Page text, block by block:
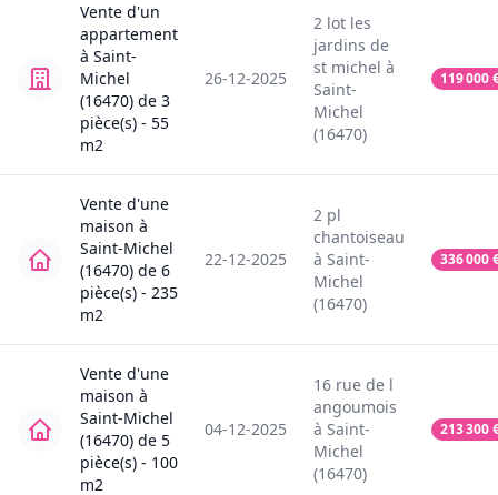
Vente d'un
appartement
à Saint-
Michel
(16470) de 3
pièce(s) - 55
m2
26-12-2025
2 lot les
jardins de
st michel à
Saint-
Michel
(16470)
119 000
Vente d'une
maison à
Saint-Michel
(16470) de 6
pièce(s) - 235
m2
22-12-2025
2 pl
chantoiseau
à Saint-
Michel
(16470)
336 000
Vente d'une
maison à
Saint-Michel
(16470) de 5
pièce(s) - 100
m2
04-12-2025
16 rue de l
angoumois
à Saint-
Michel
(16470)
213 300